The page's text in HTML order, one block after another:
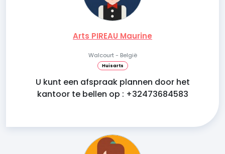
Arts PIREAU Maurine
Walcourt - België
Huisarts
U kunt een afspraak plannen door het
kantoor te bellen op : +32473684583